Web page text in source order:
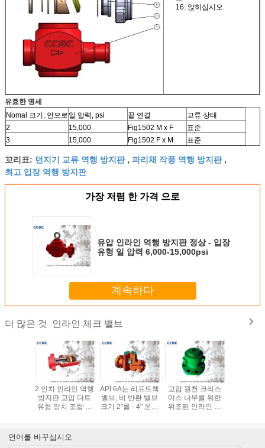
16. 앉히십시오
유효한 명세
Nomal 크기, 안으로 일 압력, psi 끝 연결
교류 상태
2
15,000 Fig1502 M x F
표준
3
15,000 Fig1502 F x M 표준
꼬리표: 던지기 교류 역행 방지판, 파리채 작풍 역행 방지판,
최고 입장 역행 방지판
가장 저렴 한 가격 으로
유압 인라인 역행 방지판 정상 - 입장
유형 일 압력 6,000-15,000psi
계속하다
더 많은 것 인라인 체크 밸브
2 인치 인라인 역행
방지판 고압 다트
유형 망치 조합 끝
API 6A는 리프트첵
벨브, 비 반환 벨브
크기 2"를 - 4" 운영
고압 원천 크리스
마스 나무를 위한
위조된 인라인 역
언어를 바꾸십시오